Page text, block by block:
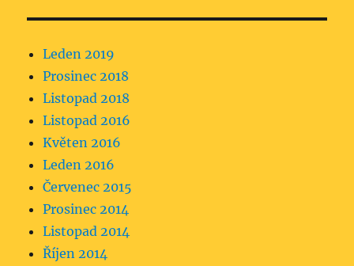
Leden 2019
Prosinec 2018
Listopad 2018
Listopad 2016
Květen 2016
Leden 2016
Červenec 2015
Prosinec 2014
Listopad 2014
Říjen 2014